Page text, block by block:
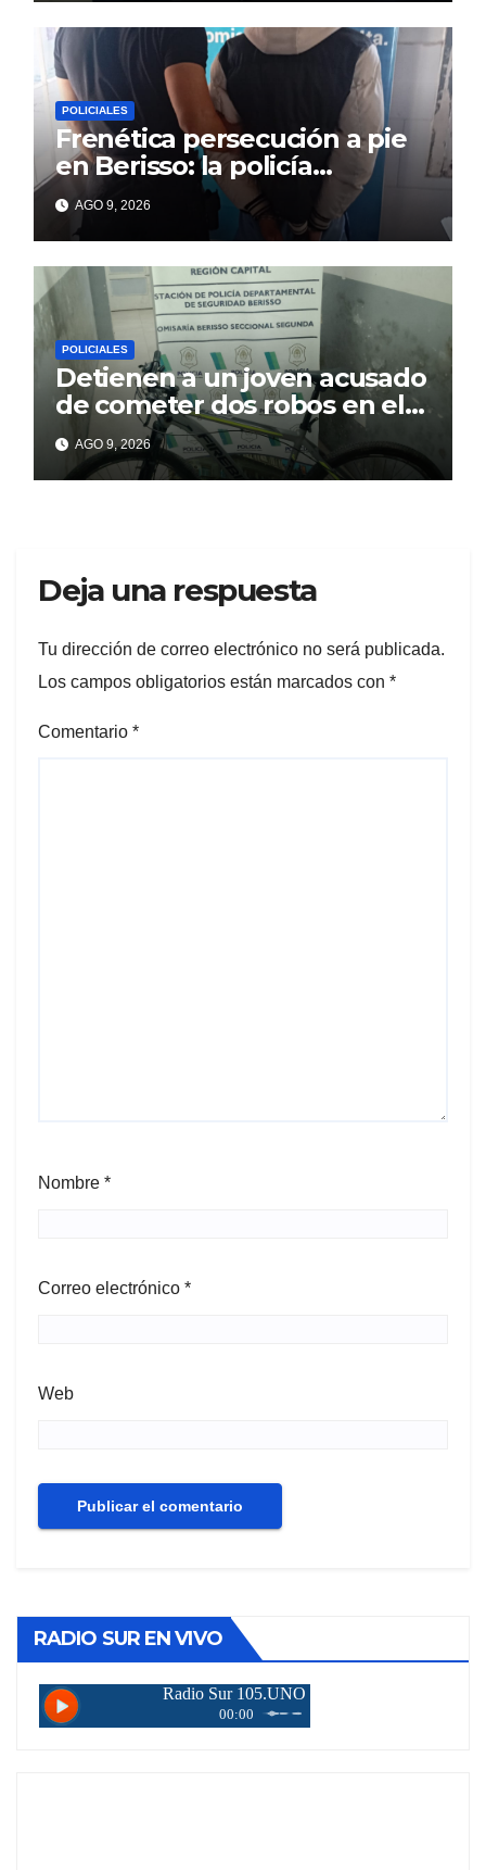
POLICIALES
Frenética persecución a pie
en Berisso: la policía
reconoció a un prófugo y lo
atrapó tras un intento de
fuga
AGO 9, 2026
POLICIALES
Detienen a un joven acusado
de cometer dos robos en el
barrio Banco Provincia
AGO 9, 2026
Deja una respuesta
Tu dirección de correo electrónico no será publicada.
Los campos obligatorios están marcados con *
Comentario *
Nombre *
Correo electrónico *
Web
RADIO SUR EN VIVO